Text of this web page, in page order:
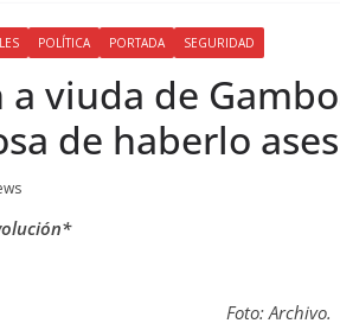
POLÍTICA PORTADA SEGURIDAD
viuda de
de haberlo
Foto: Archivo.